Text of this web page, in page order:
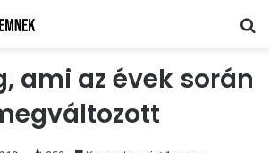
ami az évek során